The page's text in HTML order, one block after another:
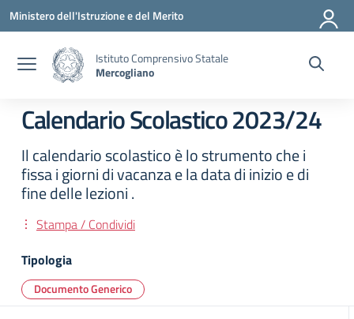
Vai ai contenuti
Vai al menu di navigazione
Vai al footer
Ministero dell'Istruzione e del Merito
Istituto Comprensivo Statale
Mercogliano
Calendario Scolastico 2023/24
Il calendario scolastico è lo strumento che i
fissa i giorni di vacanza e la data di inizio e di
fine delle lezioni .
Stampa / Condividi
Tipologia
Documento Generico